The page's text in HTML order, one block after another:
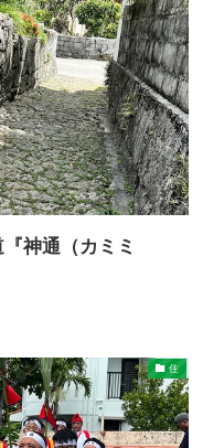
神通（カミミ
住